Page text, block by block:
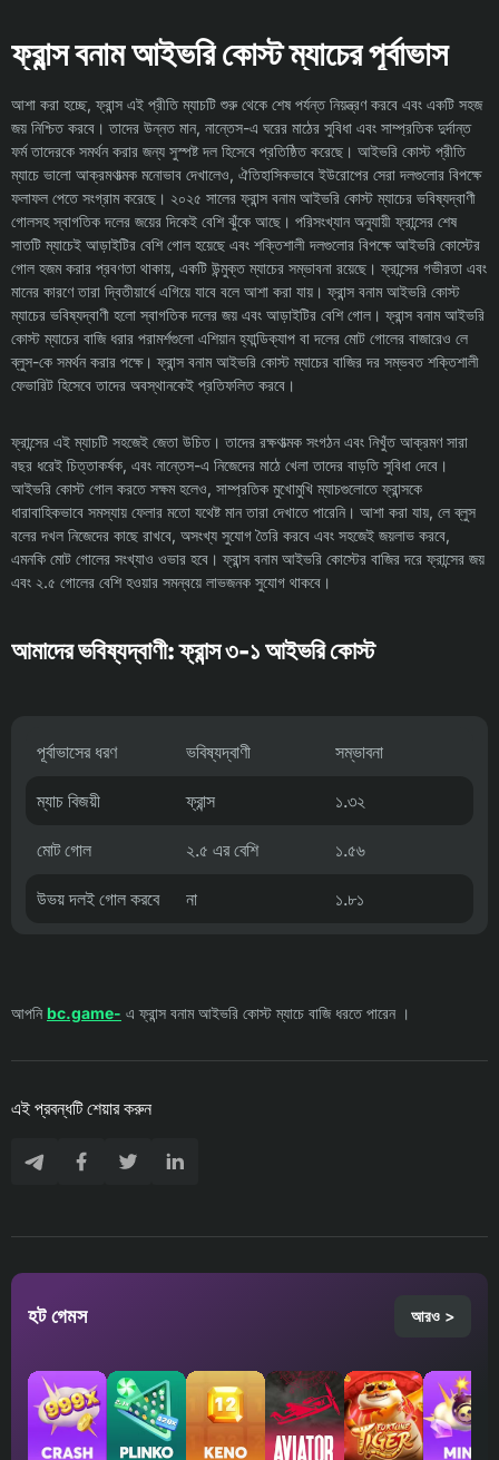
ফ্রান্স বনাম আইভরি কোস্ট ম্যাচের পূর্বাভাস
আশা করা হচ্ছে, ফ্রান্স এই প্রীতি ম্যাচটি শুরু থেকে শেষ পর্যন্ত নিয়ন্ত্রণ করবে এবং একটি সহজ
জয় নিশ্চিত করবে। তাদের উন্নত মান, নান্তেস-এ ঘরের মাঠের সুবিধা এবং সাম্প্রতিক দুর্দান্ত
ফর্ম তাদেরকে সমর্থন করার জন্য সুস্পষ্ট দল হিসেবে প্রতিষ্ঠিত করেছে। আইভরি কোস্ট প্রীতি
ম্যাচে ভালো আক্রমণাত্মক মনোভাব দেখালেও, ঐতিহাসিকভাবে ইউরোপের সেরা দলগুলোর বিপক্ষে
ফলাফল পেতে সংগ্রাম করেছে। ২০২৫ সালের ফ্রান্স বনাম আইভরি কোস্ট ম্যাচের ভবিষ্যদ্বাণী
গোলসহ স্বাগতিক দলের জয়ের দিকেই বেশি ঝুঁকে আছে। পরিসংখ্যান অনুযায়ী ফ্রান্সের শেষ
সাতটি ম্যাচেই আড়াইটির বেশি গোল হয়েছে এবং শক্তিশালী দলগুলোর বিপক্ষে আইভরি কোস্টের
গোল হজম করার প্রবণতা থাকায়, একটি উন্মুক্ত ম্যাচের সম্ভাবনা রয়েছে। ফ্রান্সের গভীরতা এবং
মানের কারণে তারা দ্বিতীয়ার্ধে এগিয়ে যাবে বলে আশা করা যায়। ফ্রান্স বনাম আইভরি কোস্ট
ম্যাচের ভবিষ্যদ্বাণী হলো স্বাগতিক দলের জয় এবং আড়াইটির বেশি গোল। ফ্রান্স বনাম আইভরি
কোস্ট ম্যাচের বাজি ধরার পরামর্শগুলো এশিয়ান হ্যান্ডিক্যাপ বা দলের মোট গোলের বাজারেও লে
ব্লুস-কে সমর্থন করার পক্ষে। ফ্রান্স বনাম আইভরি কোস্ট ম্যাচের বাজির দর সম্ভবত শক্তিশালী
ফেভারিট হিসেবে তাদের অবস্থানকেই প্রতিফলিত করবে।
ফ্রান্সের এই ম্যাচটি সহজেই জেতা উচিত। তাদের রক্ষণাত্মক সংগঠন এবং নিখুঁত আক্রমণ সারা
বছর ধরেই চিত্তাকর্ষক, এবং নান্তেস-এ নিজেদের মাঠে খেলা তাদের বাড়তি সুবিধা দেবে।
আইভরি কোস্ট গোল করতে সক্ষম হলেও, সাম্প্রতিক মুখোমুখি ম্যাচগুলোতে ফ্রান্সকে
ধারাবাহিকভাবে সমস্যায় ফেলার মতো যথেষ্ট মান তারা দেখাতে পারেনি। আশা করা যায়, লে ব্লুস
বলের দখল নিজেদের কাছে রাখবে, অসংখ্য সুযোগ তৈরি করবে এবং সহজেই জয়লাভ করবে,
এমনকি মোট গোলের সংখ্যাও ওভার হবে। ফ্রান্স বনাম আইভরি কোস্টের বাজির দরে ফ্রান্সের জয়
এবং ২.৫ গোলের বেশি হওয়ার সমন্বয়ে লাভজনক সুযোগ থাকবে।
আমাদের ভবিষ্যদ্বাণী: ফ্রান্স ৩-১ আইভরি কোস্ট
পূর্বাভাসের ধরণ ভবিষ্যদ্বাণী সম্ভাবনা
ম্যাচ বিজয়ী ফ্রান্স ১.৩২
মোট গোল ২.৫ এর বেশি ১.৫৬
উভয় দলই গোল করবে না ১.৮১
আপনিbc.game- এ ফ্রান্স বনাম আইভরি কোস্ট ম্যাচে বাজি ধরতে পারেন ।
এই প্রবন্ধটি শেয়ার করুন
হট গেমস আরও >